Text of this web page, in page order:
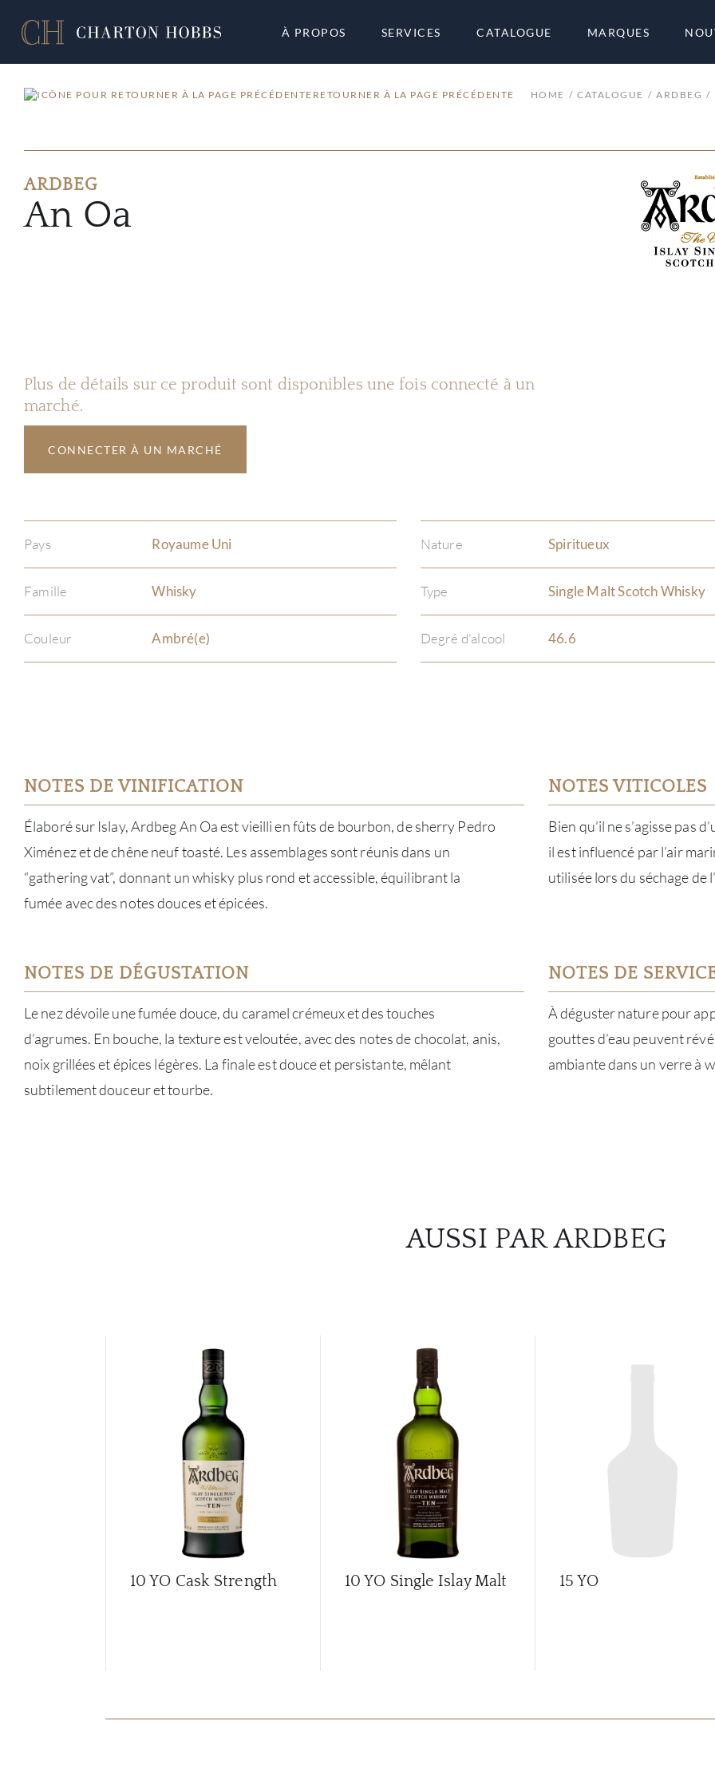
À PROPOS SERVICES CATALOGUE MARQUES
RETOURNER À LA PAGE PRÉCÉDENTE HOME CATALOGUE ARDBEG
ARDBEG
An Oa
Plus de détails sur ce produit sont disponibles une fois connecté à un
marché.
CONNECTER À UN MARCHÉ
Pays Royaume Uni Nature Spiritueux
Famille Whisky Type Single Malt Scotch Whisky
Couleur Ambré(e) Degré d'alcool 46.6
NOTES DE VINIFICATION
Élaboré sur Islay, Ardbeg An Oa est vieilli en fûts de bourbon, de sherry Pedro
Ximénez et de chêne neuf toasté. Les assemblages sont réunis dans un
“gathering vat”, donnant un whisky plus rond et accessible, équilibrant la
fumée avec des notes douces et épicées.
NOTES VITICOLES
Bien qu’il ne s’agisse pas
il est influencé par l’air
utilisée lors du séchage de
NOTES DE DÉGUSTATION
Le nez dévoile une fumée douce, du caramel crémeux et des touches
d’agrumes. En bouche, la texture est veloutée, avec des notes de chocolat, anis,
noix grillées et épices légères. La finale est douce et persistante, mêlant
subtilement douceur et tourbe.
NOTES DE
À déguster nature pour
gouttes d’eau peuvent
ambiante dans un verre à
AUSSI PAR ARDBEG
10 YO Cask Strength 10 YO Single Islay Malt 15 YO